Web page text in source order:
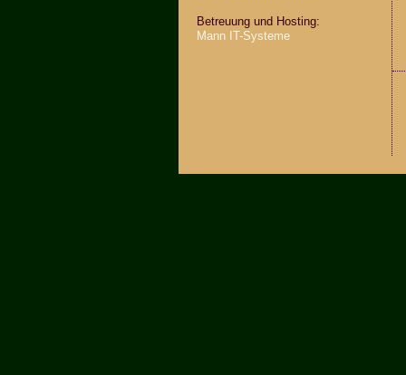
Be­treu­ung und Hos­ting:
Mann IT-Sys­te­me